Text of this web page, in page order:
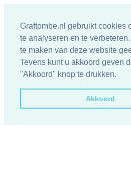
Graftombe.nl gebruikt cookies
te analyseren en te
te maken van deze website
Tevens kunt u akkoord geven
"Akkoord" knop te drukken.
Akkoord